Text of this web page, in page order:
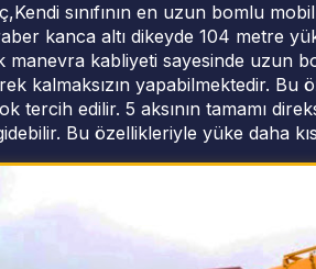
sınıfının en uzun bomlu
kanca altı dikeyde 104 metre
manevra kabliyeti sayesinde
kalmaksızın yapabilmektedir.
tercih edilir. 5 aksının tamamı
Bu özellikleriyle yüke daha